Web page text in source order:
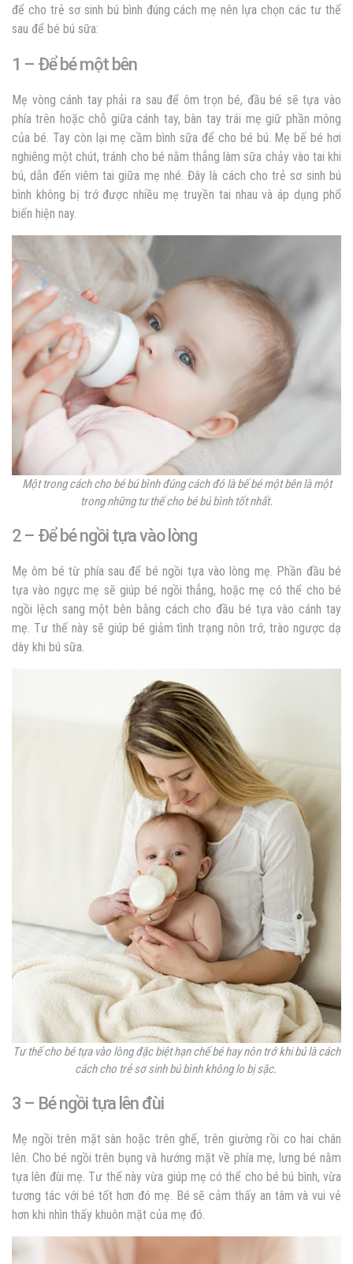
để cho trẻ sơ sinh bú bình đúng cách mẹ nên lựa chọn các tư thế
sau để bé bú sữa:
1 – Để bé một bên
Mẹ vòng cánh tay phải ra sau để ôm trọn bé, đầu bé sẽ tựa vào
phía trên hoặc chỗ giữa cánh tay, bàn tay trái mẹ giữ phần mông
của bé. Tay còn lại mẹ cầm bình sữa để cho bé bú. Mẹ bế bé hơi
nghiêng một chút, tránh cho bé nằm thẳng làm sữa chảy vào tai khi
bú, dẫn đến viêm tai giữa mẹ nhé. Đây là cách cho trẻ sơ sinh bú
bình không bị trớ được nhiều mẹ truyền tai nhau và áp dụng phổ
biến hiện nay.
Một trong cách cho bé bú bình đúng cách đó là bế bé một bên là một
trong những tư thế cho bé bú bình tốt nhất.
2 – Để bé ngồi tựa vào lòng
Mẹ ôm bé từ phía sau để bé ngồi tựa vào lòng mẹ. Phần đầu bé
tựa vào ngực mẹ sẽ giúp bé ngồi thẳng, hoặc mẹ có thể cho bé
ngồi lệch sang một bên bằng cách cho đầu bé tựa vào cánh tay
mẹ. Tư thế này sẽ giúp bé giảm tình trạng nôn trớ, trào ngược dạ
dày khi bú sữa.
Tư thế cho bé tựa vào lòng đặc biệt hạn chế bé hay nôn trớ khi bú là cách
cách cho trẻ sơ sinh bú bình không lo bị sặc.
3 – Bé ngồi tựa lên đùi
Mẹ ngồi trên mặt sàn hoặc trên ghế, trên giường rồi co hai chân
lên. Cho bé ngồi trên bụng và hướng mặt về phía mẹ, lưng bé nằm
tựa lên đùi mẹ. Tư thế này vừa giúp mẹ có thể cho bé bú bình, vừa
tương tác với bé tốt hơn đó mẹ. Bé sẽ cảm thấy an tâm và vui vẻ
hơn khi nhìn thấy khuôn mặt của mẹ đó.